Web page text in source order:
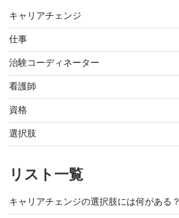
キャリアチェンジ
仕事
治験コーディネーター
看護師
資格
選択肢
リスト一覧
キャリアチェンジの選択肢には何がある？